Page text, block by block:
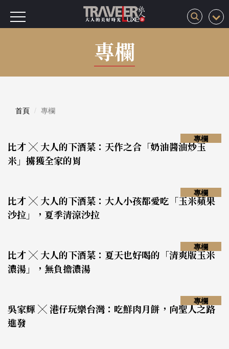
專欄
首頁 專欄
比才 ╳ 大人的下酒菜：天作之合「奶油醬油炒玉
米」擄獲全家的胃
專欄
比才 ╳ 大人的下酒菜：大人小孩都愛吃「玉米蘋果
沙拉」，夏季清涼沙拉
專欄
比才 ╳ 大人的下酒菜：夏天也好喝的「清爽版玉米
濃湯」，無負擔濃湯
專欄
吳家輝 ╳ 港仔玩樂台灣：吃鮮肉月餅，向聖人之路
進發
專欄